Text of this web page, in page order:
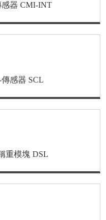
器 CMI-INT
感器 SCL
重模塊 DSL